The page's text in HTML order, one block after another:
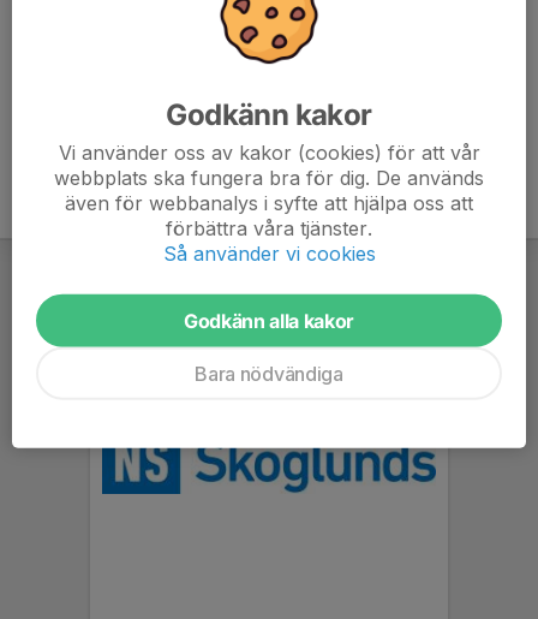
Godkänn kakor
Vi använder oss av kakor (cookies) för att vår
webbplats ska fungera bra för dig. De används
även för webbanalys i syfte att hjälpa oss att
förbättra våra tjänster.
Så använder vi cookies
Godkänn alla kakor
Bara nödvändiga